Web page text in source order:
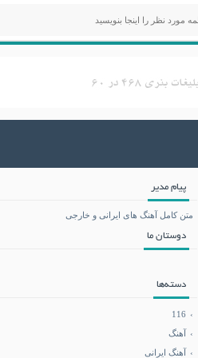
پیام مدیر
متن کامل آهنگ های ایرانی و خارجی
دوستان ما
دسته‌ها
116
آهنگ
آهنگ ایرانی